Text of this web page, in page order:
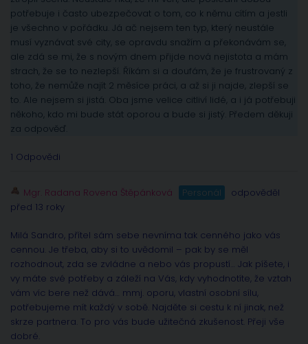
potřebuje i často ubezpečovat o tom, co k němu cítím a jestli
je všechno v pořádku. Já ač nejsem ten typ, který neustále
musí vyznávat své city, se opravdu snažím a překonávám se,
ale zdá se mi, že s novým dnem přijde nová nejistota a mám
strach, že se to nezlepší. Říkám si a doufám, že je frustrovaný z
toho, že nemůže najít 2 měsíce práci, a až si ji najde, zlepší se
to. Ale nejsem si jistá. Oba jsme velice citliví lidé, a i já potřebuji
někoho, kdo mi bude stát oporou a bude si jistý. Předem děkuji
za odpověď.
1 Odpovědi
Mgr. Radana Rovena Štěpánková Personál
odpověděl
před 13 roky
Milá Sandro, přítel sám sebe nevníma tak cenného jako vás
cennou. Je třeba, aby si to uvědomil – pak by se měl
rozhodnout, zda se zvládne a nebo vás propustí… Jak píšete, i
vy máte své potřeby a záleží na Vás, kdy vyhodnotíte, že vztah
vám víc bere než dává… mmj. oporu, vlastní osobní sílu,
potřebujeme mít každý v sobě. Najděte si cestu k ní jinak, než
skrze partnera. To pro vás bude užitečná zkušenost. Přeji vše
dobré.